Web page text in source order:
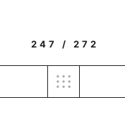
247 / 272